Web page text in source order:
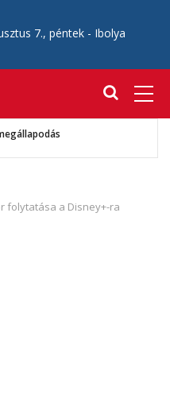
7., péntek - Ibolya
eredményei
folytatása a Disney+-ra